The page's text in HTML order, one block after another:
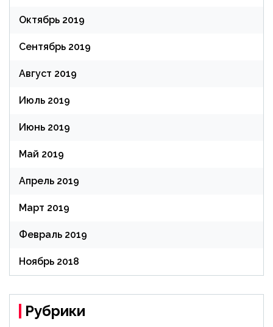
Октябрь 2019
Сентябрь 2019
Август 2019
Июль 2019
Июнь 2019
Май 2019
Апрель 2019
Март 2019
Февраль 2019
Ноябрь 2018
Рубрики